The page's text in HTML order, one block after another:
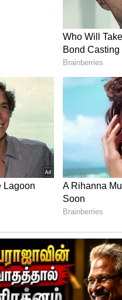
ஐக்
எதிர்கொண்டால்,
சம்பளம்
மருத்துவ